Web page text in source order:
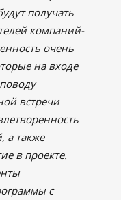
получать
компаний-
очень
на входе
встречи
а также
в проекте.
с